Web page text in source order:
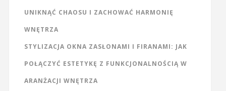
UNIKNĄĆ CHAOSU I ZACHOWAĆ HARMONIĘ
WNĘTRZA
STYLIZACJA OKNA ZASŁONAMI I FIRANAMI: JAK
POŁĄCZYĆ ESTETYKĘ Z FUNKCJONALNOŚCIĄ W
ARANŻACJI WNĘTRZA